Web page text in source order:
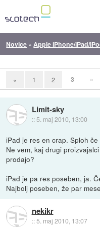
Novice » Apple iPhone/iPad/
« 1 2 3 »
Limit-sky
:: 5. maj 2010, 13:00
iPad je res en crap. Sploh
Ne vem, kaj drugi
prodajo?
iPad je pa res poseben, ja.
Najbolj poseben, že par
nekikr
::5. maj 2010, 13:07